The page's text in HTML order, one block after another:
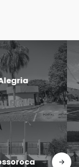
Cerro Largo
Doutor
Maurício